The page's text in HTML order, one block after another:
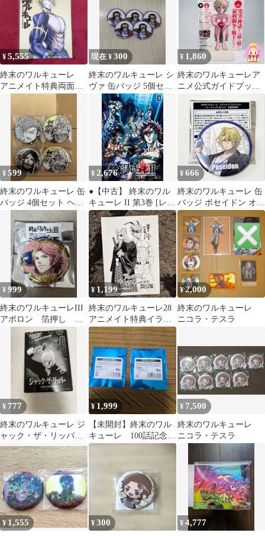
¥5,555
終末のワルキューレ
アニメイト特典両面リ
バーシブルポストカー
現在 ¥300
終末のワルキューレ シ
ヴァ 缶バッジ 5個セッ
¥ 1,860
終末のワルキューレア
ニメ公式ガイドブック :
く最終闘争の戦士たち!
(TJ MOOK)
¥599
終末のワルキューレ 缶
バッジ 4個セット ヘラ
クレス 零福 ゼウス
¥ 2,676
●【中古】 終末のワル
キューレ II 第3巻 [レン
タル落ち] [DVD]
¥666
終末のワルキューレ 缶
バッジ ポセイドン オフ
ショット
¥999
終末のワルキューレIII
アポロン 箔押し 缶
バッジ TSUTAYA
¥1,199
終末のワルキューレ28
アニメイト特典イラス
トカード
¥2,000
終末のワルキューレ
ニコラ・テスラ
¥ 777
終末のワルキューレ ジ
ャック・ザ・リッパー
の事件簿 11巻 アニ
メメイト特典
¥ 1,999
【未開封】終末のワル
キューレ 100話記念
ホログラム缶バッジ
¥ 7,500
終末のワルキューレ
ニコラ・テスラ
¥ 1,555 ¥300 ¥4,777